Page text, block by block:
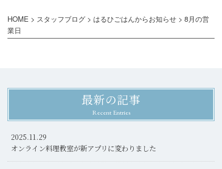
HOME > スタッフブログ > はるひごはんからお知らせ > 8月の営
業日
最新の記事
Recent Entries
2025.11.29
オンライン料理教室が新アプリに変わりました